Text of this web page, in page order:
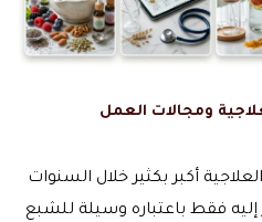
ومجالات العمل
أكبر بكثير خلال السنوات
إليه فقط باعتباره وسيلة للشبع